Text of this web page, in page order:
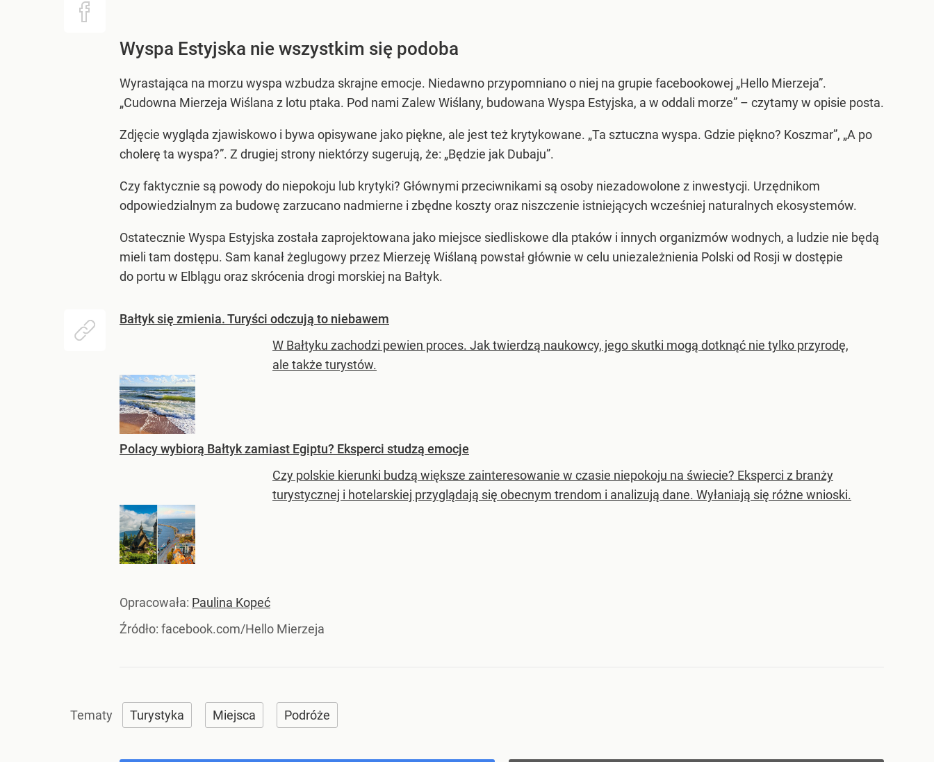
Wyspa Estyjska nie wszystkim się podoba
Wyrastająca na morzu wyspa wzbudza skrajne emocje. Niedawno przypomniano o niej na grupie facebookowej „Hello Mierzeja”.
„Cudowna Mierzeja Wiślana z lotu ptaka. Pod nami Zalew Wiślany, budowana Wyspa Estyjska, a w oddali morze” – czytamy w opisie posta.
Zdjęcie wygląda zjawiskowo i bywa opisywane jako piękne, ale jest też krytykowane. „Ta sztuczna wyspa. Gdzie piękno? Koszmar”, „A po
cholerę ta wyspa?”. Z drugiej strony niektórzy sugerują, że: „Będzie jak Dubaju”.
Czy faktycznie są powody do niepokoju lub krytyki? Głównymi przeciwnikami są osoby niezadowolone z inwestycji. Urzędnikom
odpowiedzialnym za budowę zarzucano nadmierne i zbędne koszty oraz niszczenie istniejących wcześniej naturalnych ekosystemów.
Ostatecznie Wyspa Estyjska została zaprojektowana jako miejsce siedliskowe dla ptaków i innych organizmów wodnych, a ludzie nie będą
mieli tam dostępu. Sam kanał żeglugowy przez Mierzeję Wiślaną powstał głównie w celu uniezależnienia Polski od Rosji w dostępie
do portu w Elblągu oraz skrócenia drogi morskiej na Bałtyk.
Bałtyk się zmienia. Turyści odczują to niebawem
W Bałtyku zachodzi pewien proces. Jak twierdzą naukowcy, jego skutki mogą dotknąć nie tylko przyrodę,
ale także turystów.
Polacy wybiorą Bałtyk zamiast Egiptu? Eksperci studzą emocje
Czy polskie kierunki budzą większe zainteresowanie w czasie niepokoju na świecie? Eksperci z branży
turystycznej i hotelarskiej przyglądają się obecnym trendom i analizują dane. Wyłaniają się różne wnioski.
Opracowała: Paulina Kopeć
Źródło: facebook.com/Hello Mierzeja
Turystyka Miejsca Podróże